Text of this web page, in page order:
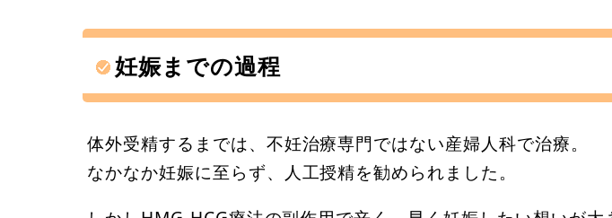
妊娠までの過程
体外受精するまでは、不妊治療専門ではない産婦人科で治療。
なかなか妊娠に至らず、人工授精を勧められました。